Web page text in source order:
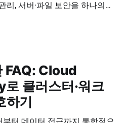
리, 서버·파일 보안을 하나의
기반 접근 거버넌스를 구현하
FAQ: Cloud
클러스터·워크
하기